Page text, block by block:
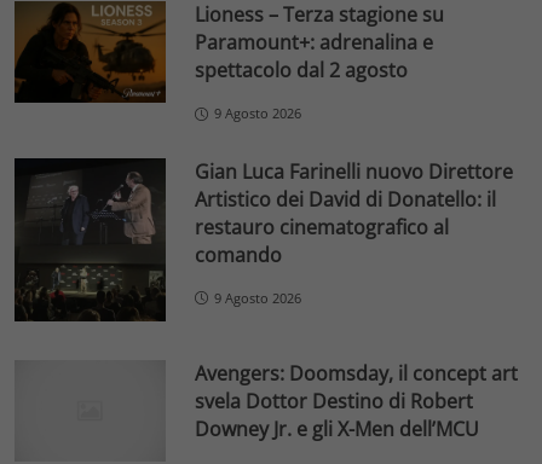
Lioness – Terza stagione su
Paramount+: adrenalina e
spettacolo dal 2 agosto
9 Agosto 2026
Gian Luca Farinelli nuovo Direttore
Artistico dei David di Donatello: il
restauro cinematografico al
comando
9 Agosto 2026
Avengers: Doomsday, il concept art
svela Dottor Destino di Robert
Downey Jr. e gli X-Men dell’MCU